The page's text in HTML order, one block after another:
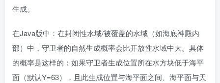
生成。
在Java版中：在封闭性水域/被覆盖的水域（如海底神殿内
部）中，守卫者的自然生成概率会比开放性水域中大。具体
的概率是这样的：如果守卫者生成位置所在水方块低于海平
面（默认Y=63），且此生成位置与海平面之间、海平面与天